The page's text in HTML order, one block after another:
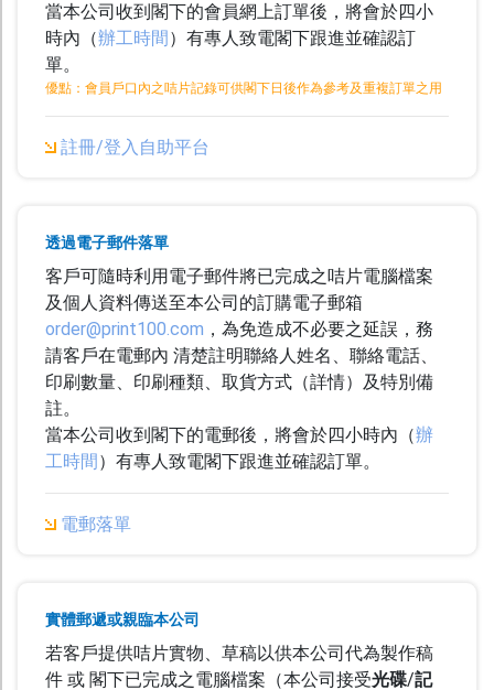
零售專區
零售-紙箱及包裝
展覽會印刷
本地知名創作品牌
服 務
T shirt 訂製
T 恤定製 | 潮 T 發售
Tote Bag 現貨發售
增值服務
郵政通函 / 封貼
付款方法
當本公司收到閣下的會員網上訂單後，將會於四小
時內（辦工時間）有專人致電閣下跟進並確認訂
單。
優點：會員戶口內之咭片記錄可供閣下日後作為參考及重複訂單之用
註冊/登入自助平台
透過電子郵件落單
客戶可隨時利用電子郵件將已完成之咭片電腦檔案
及個人資料傳送至本公司的訂購電子郵箱
order@print100.com ，為免造成不必要之延誤，務
請客戶在電郵內 清楚註明聯絡人姓名、聯絡電話、
印刷數量、印刷種類、取貨方式（詳情）及特別備
註。
當本公司收到閣下的電郵後，將會於四小時內（辦
工時間）有專人致電閣下跟進並確認訂單。
電郵落單
實體郵遞或親臨本公司
若客戶提供咭片實物、草稿以供本公司代為製作稿
件 或 閣下已完成之電腦檔案（本公司接受光碟/記